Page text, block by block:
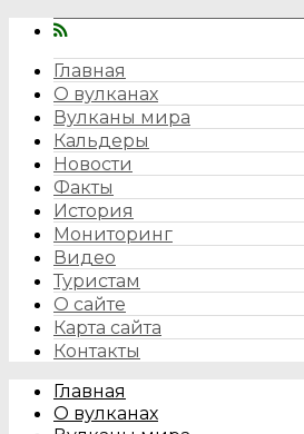
Главная
О вулканах
Вулканы мира
Кальдеры
Новости
Факты
История
Мониторинг
Видео
Туристам
О сайте
Карта сайта
Контакты
Главная
О вулканах